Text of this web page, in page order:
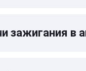
зажигания в